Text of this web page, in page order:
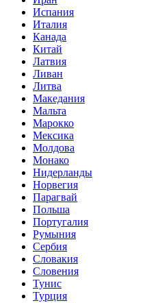
Испания
Италия
Канада
Китай
Латвия
Ливан
Литва
Македания
Мальта
Марокко
Мексика
Молдова
Монако
Нидерланды
Норвегия
Парагвай
Польша
Португалия
Румыния
Сербия
Словакия
Словения
Тунис
Турция